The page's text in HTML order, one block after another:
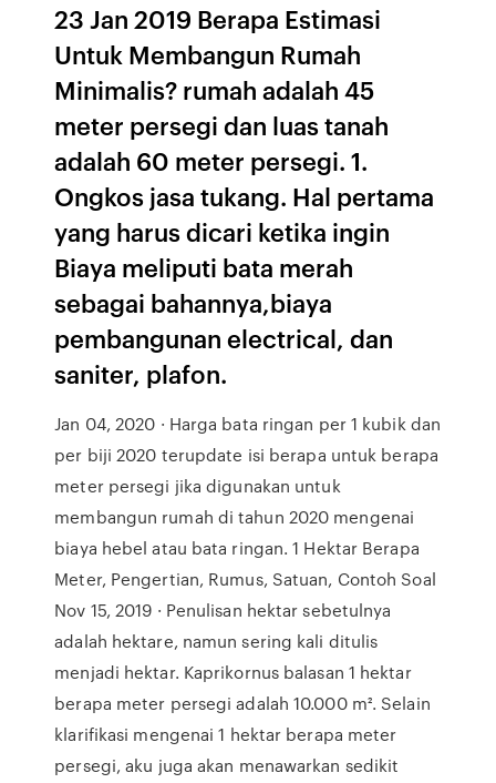
23 Jan 2019 Berapa Estimasi
Untuk Membangun Rumah
Minimalis? rumah adalah 45
meter persegi dan luas tanah
adalah 60 meter persegi. 1.
Ongkos jasa tukang. Hal pertama
yang harus dicari ketika ingin
Biaya meliputi bata merah
sebagai bahannya,biaya
pembangunan electrical, dan
saniter, plafon.
Jan 04, 2020 · Harga bata ringan per 1 kubik dan
per biji 2020 terupdate isi berapa untuk berapa
meter persegi jika digunakan untuk
membangun rumah di tahun 2020 mengenai
biaya hebel atau bata ringan. 1 Hektar Berapa
Meter, Pengertian, Rumus, Satuan, Contoh Soal
Nov 15, 2019 · Penulisan hektar sebetulnya
adalah hektare, namun sering kali ditulis
menjadi hektar. Kaprikornus balasan 1 hektar
berapa meter persegi adalah 10.000 m². Selain
klarifikasi mengenai 1 hektar berapa meter
persegi, aku juga akan menawarkan sedikit